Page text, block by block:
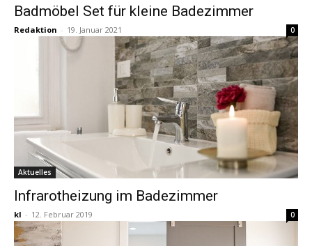
Badmöbel Set für kleine Badezimmer
Redaktion - 19. Januar 2021 0
Aktuelles
Infrarotheizung im Badezimmer
kl - 12. Februar 2019 0